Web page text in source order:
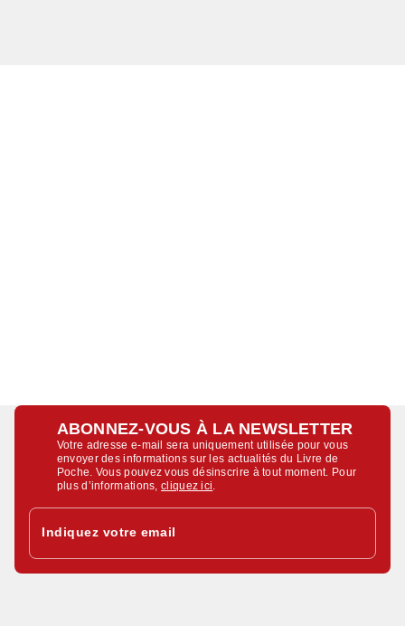
ABONNEZ-VOUS À LA NEWSLETTER
Votre adresse e-mail sera uniquement utilisée pour vous
envoyer des informations sur les actualités du Livre de
Poche. Vous pouvez vous désinscrire à tout moment. Pour
plus d’informations,cliquez ici
Indiquez votre email